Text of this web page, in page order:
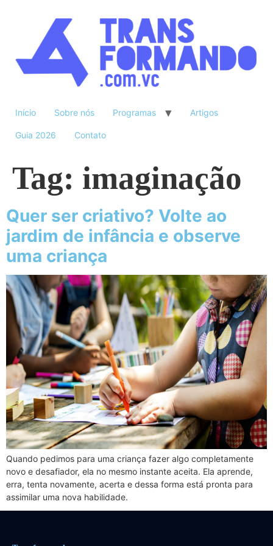
Início Sobre nós Programas Artigos
Guia 2026 Contato
Tag: imaginação
Quer ser criativo? Volte ao
jardim de infância e observe
uma criança
Quando pedimos para uma criança fazer algo completamente
novo e desafiador, ela no mesmo instante aceita. Ela aprende,
erra, tenta novamente, acerta e dessa forma está pronta para
assimilar uma nova habilidade.